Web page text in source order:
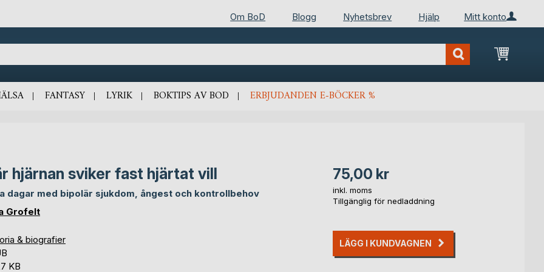
Mitt konto
Om BoD Blogg Nyhetsbrev Hjälp
Min
FANTASY LYRIK BOKTIPS AV BOD ERBJUDANDEN E-BÖCKER %
hjärnan sviker fast hjärtat vill
dagar med bipolär sjukdom, ångest och kontrollbehov
Grofelt
& biografier
KB
75,00 kr
inkl. moms
Tillgänglig för nedladdning
LÄGG I KUNDVAGNEN